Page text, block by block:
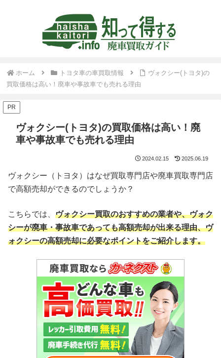
ホーム トヨタ車の車買取情報
ヴォクシー(トヨタ)の
買取価格は高い！廃車や事故車でも売れる理由
PR
ヴォクシー(トヨタ)の買取価格は高い！廃
車や事故車でも売れる理由
2024.02.15 2025.06.19
ヴォクシー（トヨタ）はなぜ買取専門店や廃車買取専門店
で高額売却ができるのでしょうか？
こちらでは、 ヴォクシー買取のおすすめの業者や、ヴォク
シーが廃車・事故車であっても高額売却が出来る理由、ヴ
ォクシーの高額売却に必要なポイントをご紹介します。